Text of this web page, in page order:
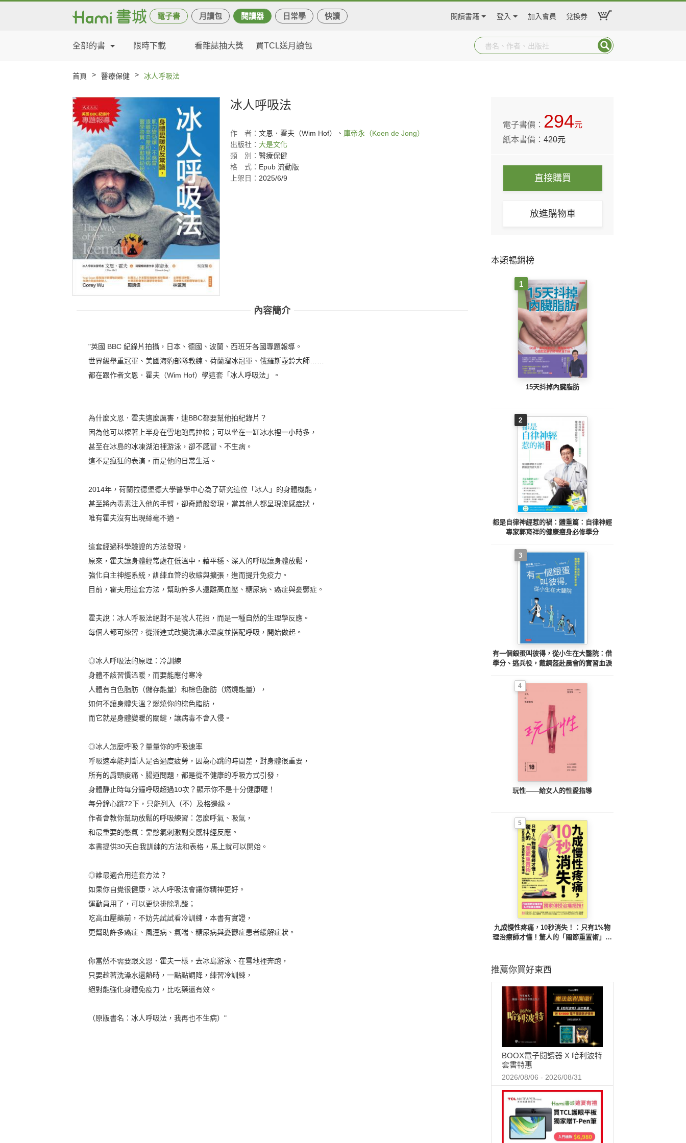
電子書 月讀包 閱讀器 日常學 快讀 閱讀書籍 登入 加入會員 兌換券
全部的書 限時下載 看雜誌抽大獎 買TCL送月讀包
首頁 > 醫療保健 > 冰人呼吸法
冰人呼吸法
作 者： 文恩．霍夫（Wim Hof）、 庫帝永（Koen de Jong）
出版社： 大是文化
類
別： 醫療保健
格
式： Epub 流動版
上架日： 2025/6/9
內容簡介
"英國 BBC 紀錄片拍攝，日本、德國、波蘭、西班牙各國專題報導。
世界級舉重冠軍、美國海豹部隊教練、荷蘭溜冰冠軍、俄羅斯壺鈴大師……
都在跟作者文恩．霍夫（Wim Hof）學這套「冰人呼吸法」。
為什麼文恩．霍夫這麼厲害，連BBC都要幫他拍紀錄片？
因為他可以裸著上半身在雪地跑馬拉松；可以坐在一缸冰水裡一小時多，
甚至在冰島的冰凍湖泊裡游泳，卻不感冒、不生病。
這不是瘋狂的表演，而是他的日常生活。
2014年，荷蘭拉德堡德大學醫學中心為了研究這位「冰人」的身體機能，
甚至將內毒素注入他的手臂，卻奇蹟般發現，當其他人都呈現流感症狀，
唯有霍夫沒有出現絲毫不適。
這套經過科學驗證的方法發現，
原來，霍夫讓身體經常處在低溫中，藉平穩、深入的呼吸讓身體放鬆，
強化自主神經系統，訓練血管的收縮與擴張，進而提升免疫力。
目前，霍夫用這套方法，幫助許多人遠離高血壓、糖尿病、癌症與憂鬱症。
霍夫說：冰人呼吸法絕對不是唬人花招，而是一種自然的生理學反應。
每個人都可練習，從漸進式改變洗澡水溫度並搭配呼吸，開始做起。
◎冰人呼吸法的原理：冷訓練
身體不該習慣溫暖，而要能應付寒冷
人體有白色脂肪（儲存能量）和棕色脂肪（燃燒能量），
如何不讓身體失溫？燃燒你的棕色脂肪，
而它就是身體變暖的關鍵，讓病毒不會入侵。
◎冰人怎麼呼吸？量量你的呼吸速率
呼吸速率能判斷人是否過度疲勞，因為心跳的時間差，對身體很重要，
所有的肩頸痠痛、腸道問題，都是從不健康的呼吸方式引發，
身體靜止時每分鐘呼吸超過10次？顯示你不是十分健康喔！
每分鐘心跳72下，只能列入（不）及格邊緣。
作者會教你幫助放鬆的呼吸練習：怎麼呼氣、吸氣，
和最重要的憋氣：靠憋氣刺激副交感神經反應。
本書提供30天自我訓練的方法和表格，馬上就可以開始。
◎誰最適合用這套方法？
如果你自覺很健康，冰人呼吸法會讓你精神更好。
運動員用了，可以更快排除乳酸；
吃高血壓藥前，不妨先試試看冷訓練，本書有實證，
更幫助許多癌症、風溼病、氣喘、糖尿病與憂鬱症患者緩解症狀。
你當然不需要跟文恩．霍夫一樣，去冰島游泳、在雪地裡奔跑，
只要趁著洗澡水還熱時，一點點調降，練習冷訓練，
絕對能強化身體免疫力，比吃藥還有效。
（原版書名：冰人呼吸法，我再也不生病）"
電子書價： 294元
紙本書價：420元
直接購買
放進購物車
本類暢銷榜
1
15天抖掉內臟脂肪
2
都是自律神經惹的禍：體重篇：自律神經
專家郭育祥的健康瘦身必修學分
3
有一個銀蛋叫彼得，從小生在大醫院：借
學分、逃兵役，戴鋼盔赴晨會的實習血淚
4
玩性――給女人的性愛指導
5
九成慢性疼痛，10秒消失！：只有1%物
理治療師才懂！驚人的「關節重置術」，
推薦你買好東西
BOOX電子閱讀器 X 哈利波特
套書特惠
2026/08/06 - 2026/08/31